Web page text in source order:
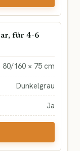
für 4-6
80/160 × 75 cm
Dunkelgrau
Ja